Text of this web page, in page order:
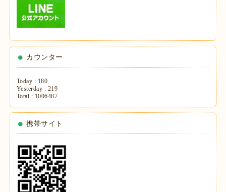
カウンター
Today : 180
Yesterday : 219
Total : 1006487
携帯サイト